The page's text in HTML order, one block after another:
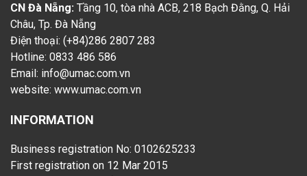
CN Đà Nẵng: Tầng 10, tòa nhà ACB, 218 Bạch Đằng, Q. Hải
Châu, Tp. Đà Nẵng
Điện thoại: (+84)286 2807 283
Hotline: 0833 486 586
Email: info@umac.com.vn
website: www.umac.com.vn
INFORMATION
Business registration No: 0102625233
First registration on 12 Mar 2015